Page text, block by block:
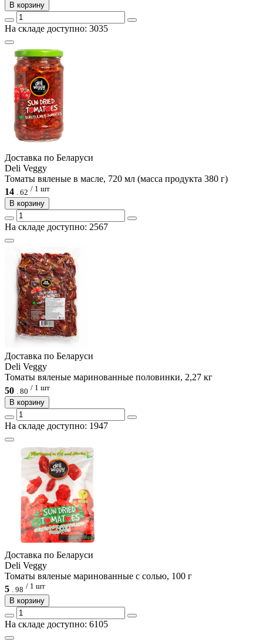
В корзину
На складе доступно: 3035
Доcтавка по Беларуси
Deli Veggy
Томаты вяленые в масле, 720 мл (масса продукта 380 г)
14 . 62 / 1 шт
В корзину
На складе доступно: 2567
Доcтавка по Беларуси
Deli Veggy
Томаты вяленые маринованные половинки, 2,27 кг
50
80 / 1 шт
В корзину
На складе доступно: 1947
Доcтавка по Беларуси
Deli Veggy
Томаты вяленые маринованные с солью, 100 г
5 . 98 / 1 шт
В корзину
На складе доступно: 6105